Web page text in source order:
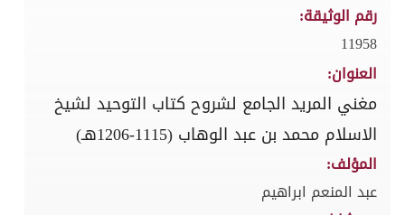
رقم الوثيقة:
11958
العنوان:
مغني المريد الجامع لشروح كتاب التوحيد لشيخ
الاسلام محمد بن عبد الوهاب (1115-1206هـ)
المؤلف:
عبد المنعم ابراهيم